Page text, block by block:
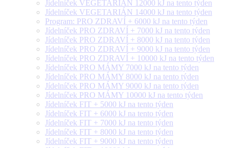
Jídelníček VEGETARIÁN 12000 kJ na tento týden
Jídelníček VEGETARIÁN 14000 kJ na tento týden
Program: PRO ZDRAVÍ + 6000 kJ na tento týden
Jídelníček PRO ZDRAVÍ + 7000 kJ na tento týden
Jídelníček PRO ZDRAVÍ + 8000 kJ na tento týden
Jídelníček PRO ZDRAVÍ + 9000 kJ na tento týden
Jídelníček PRO ZDRAVÍ + 10000 kJ na tento týden
Jídelníček PRO MÁMY 7000 kJ na tento týden
Jídelníček PRO MÁMY 8000 kJ na tento týden
Jídelníček PRO MÁMY 9000 kJ na tento týden
Jídelníček PRO MÁMY 10000 kJ na tento týden
Jídelníček FIT + 5000 kJ na tento týden
Jídelníček FIT + 6000 kJ na tento týden
Jídelníček FIT + 7000 kJ na tento týden
Jídelníček FIT + 8000 kJ na tento týden
Jídelníček FIT + 9000 kJ na tento týden